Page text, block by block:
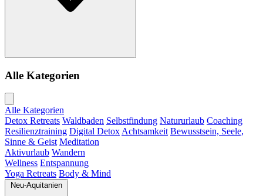
Alle Kategorien
Alle Kategorien
Detox Retreats Waldbaden Selbstfindung Natururlaub Coaching
Resilienztraining Digital Detox Achtsamkeit Bewusstsein, Seele,
Sinne & Geist Meditation
Aktivurlaub Wandern
Wellness Entspannung
Yoga Retreats Body & Mind
Neu-Aquitanien